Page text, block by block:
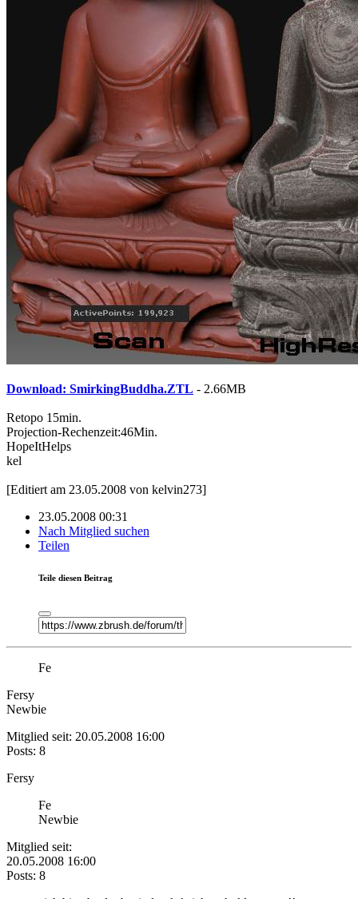
Download: SmirkingBuddha.ZTL - 2.66MB
Retopo 15min.
Projection-Rechenzeit:46Min.
HopeItHelps
kel
[Editiert am 23.05.2008 von kelvin273]
23.05.2008 00:31
Nach Mitglied suchen
Teilen
Teile diesen Beitrag
Fe
Fersy
Newbie
Mitglied seit: 20.05.2008 16:00
Posts: 8
Fersy
Fe
Newbie
Mitglied seit:
20.05.2008 16:00
Posts: 8